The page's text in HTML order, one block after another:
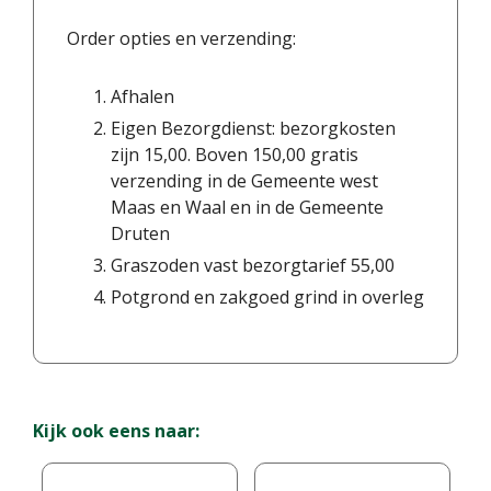
Order opties en verzending:
Afhalen
Eigen Bezorgdienst: bezorgkosten
zijn 15,00. Boven 150,00 gratis
verzending in de Gemeente west
Maas en Waal en in de Gemeente
Druten
Graszoden vast bezorgtarief 55,00
Potgrond en zakgoed grind in overleg
Kijk ook eens naar: